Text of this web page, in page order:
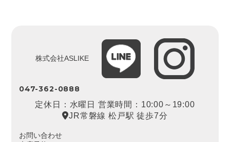
株式会社ASLIKE
047-362-0888
定休日：水曜日 営業時間：10:00～19:00
JR常磐線 松戸駅 徒歩7分
お問い合わせ